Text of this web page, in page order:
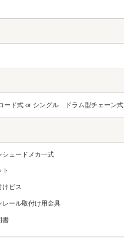
ード式 or シングル ドラム型チェーン式
シェードメカ一式
ト
けビス
レール取付け用金具
書